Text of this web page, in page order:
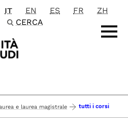
principale
IT EN ES FR
ZH
CERCA
e laurea magistrale tutti i corsi